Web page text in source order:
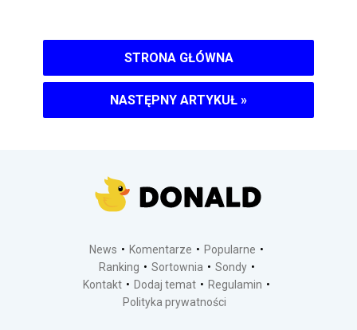
STRONA GŁÓWNA
NASTĘPNY ARTYKUŁ »
News Komentarze
Popularne
Ranking
Sortownia
Sondy
Kontakt
Dodaj temat
Regulamin
Polityka prywatności